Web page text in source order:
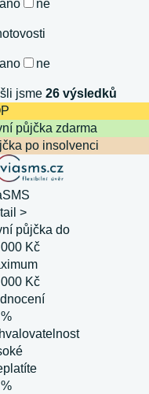
ano ne
ano ne
jsme26 výsledků
půjčka zdarma
po insolvenci
>
půjčka do
Kč
Kč